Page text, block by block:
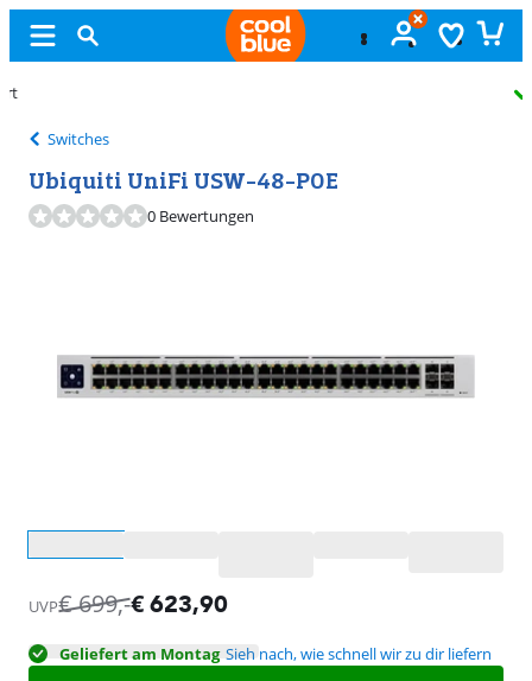
Switches
Ubiquiti UniFi USW-48-POE
0 Bewertungen
UVP€699,-€ 623,90
Geliefert am Montag Sieh nach, wie schnell wir zu dir liefern